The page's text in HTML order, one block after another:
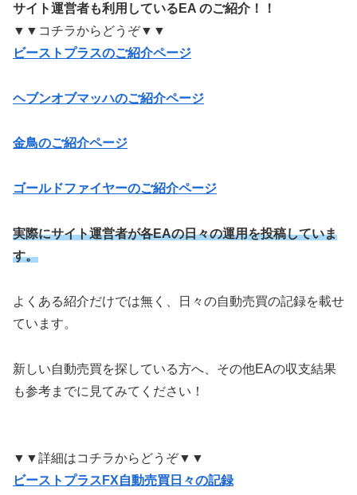
サイト運営者も利用しているEA のご紹介！！
▼▼コチラからどうぞ▼▼
ビーストプラスのご紹介ページ
ヘブンオブマッハのご紹介ページ
金鳥のご紹介ページ
ゴールドファイヤーのご紹介ページ
実際にサイト運営者が各EAの日々の運用を投稿していま
す。
よくある紹介だけでは無く、日々の自動売買の記録を載せ
ています。
新しい自動売買を探している方へ、その他EAの収支結果
も参考までに見てみてください！
▼▼詳細はコチラからどうぞ▼▼
ビーストプラスFX自動売買日々の記録